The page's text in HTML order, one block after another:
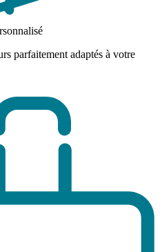
parfaitement adaptés à votre